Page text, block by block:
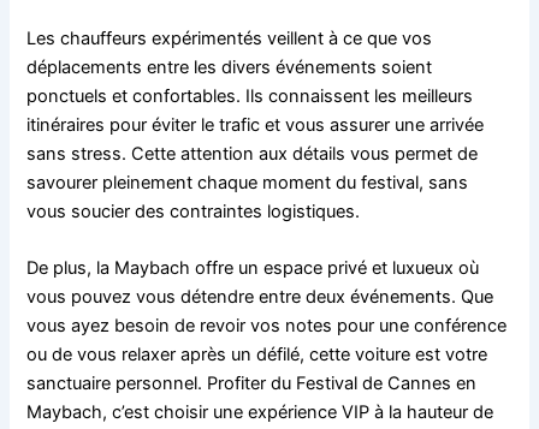
Les chauffeurs expérimentés veillent à ce que vos
déplacements entre les divers événements soient
ponctuels et confortables. Ils connaissent les meilleurs
itinéraires pour éviter le trafic et vous assurer une arrivée
sans stress. Cette attention aux détails vous permet de
savourer pleinement chaque moment du festival, sans
vous soucier des contraintes logistiques.
De plus, la Maybach offre un espace privé et luxueux où
vous pouvez vous détendre entre deux événements. Que
vous ayez besoin de revoir vos notes pour une conférence
ou de vous relaxer après un défilé, cette voiture est votre
sanctuaire personnel. Profiter du Festival de Cannes en
Maybach, c’est choisir une expérience VIP à la hauteur de